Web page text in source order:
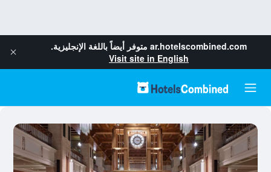
ar.hotelscombined.com متوفر أيضاً باللغة الإنجليزية.
Visit site in English